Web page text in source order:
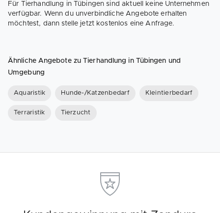
Für Tierhandlung in Tübingen sind aktuell keine Unternehmen
verfügbar. Wenn du unverbindliche Angebote erhalten
möchtest, dann stelle jetzt kostenlos eine Anfrage.
Ähnliche Angebote zu Tierhandlung in Tübingen und
Umgebung
Aquaristik Hunde-/Katzenbedarf Kleintierbedarf
Terraristik Tierzucht